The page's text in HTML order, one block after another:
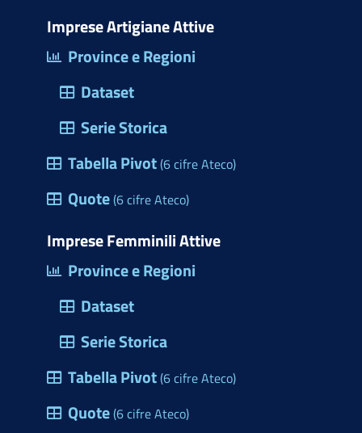
t
t
r
)
d
o
a
r
e
n
a
n
e
t
o
o
mImprese Artigiane Attive
Province e Regioni
Dataset
Serie Storica
Tabella Pivot(6 cifre Ateco)
Quote(6 cifre Ateco)
Imprese Femminili Attive
Province e Regioni
Dataset
Serie Storica
Tabella Pivot(6 cifre Ateco)
Quote(6 cifre Ateco)